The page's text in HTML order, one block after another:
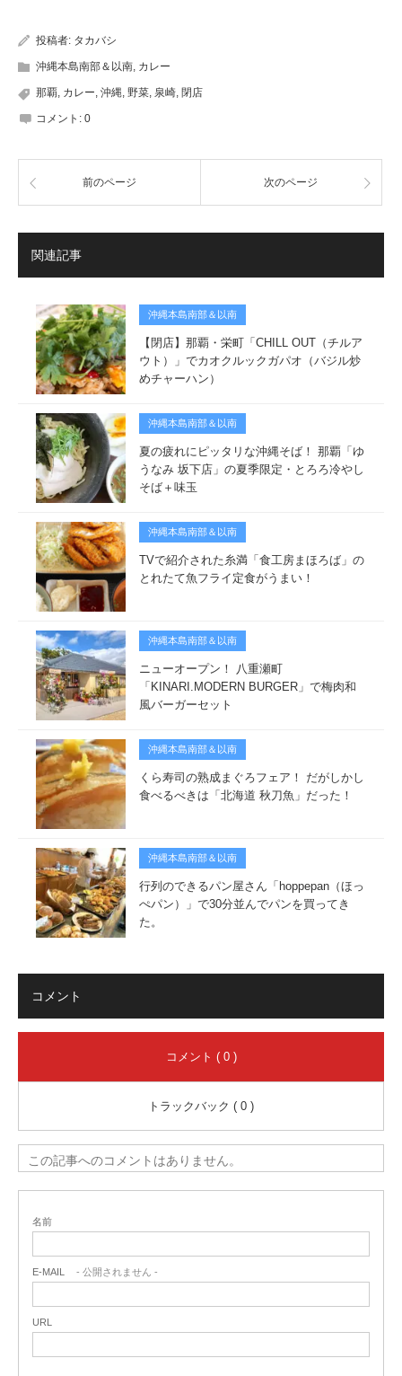
投稿者: タカバシ
沖縄本島南部＆以南, カレー
那覇, カレー, 沖縄, 野菜, 泉崎, 閉店
コメント: 0
前のページ 次のページ
関連記事
沖縄本島南部＆以南
【閉店】那覇・栄町「CHILL OUT（チルア
ウト）」でカオクルックガパオ（バジル炒
めチャーハン）
沖縄本島南部＆以南
夏の疲れにピッタリな沖縄そば！ 那覇「ゆ
うなみ 坂下店」の夏季限定・とろろ冷やし
そば＋味玉
沖縄本島南部＆以南
TVで紹介された糸満「食工房まほろば」の
とれたて魚フライ定食がうまい！
沖縄本島南部＆以南
ニューオープン！ 八重瀬町
「KINARI.MODERN BURGER」で梅肉和
風バーガーセット
沖縄本島南部＆以南
くら寿司の熟成まぐろフェア！ だがしかし
食べるべきは「北海道 秋刀魚」だった！
沖縄本島南部＆以南
行列のできるパン屋さん「hoppepan（ほっ
ぺパン）」で30分並んでパンを買ってき
た。
コメント
コメント ( 0 )
トラックバック ( 0 )
この記事へのコメントはありません。
名前
E-MAIL - 公開されません -
URL